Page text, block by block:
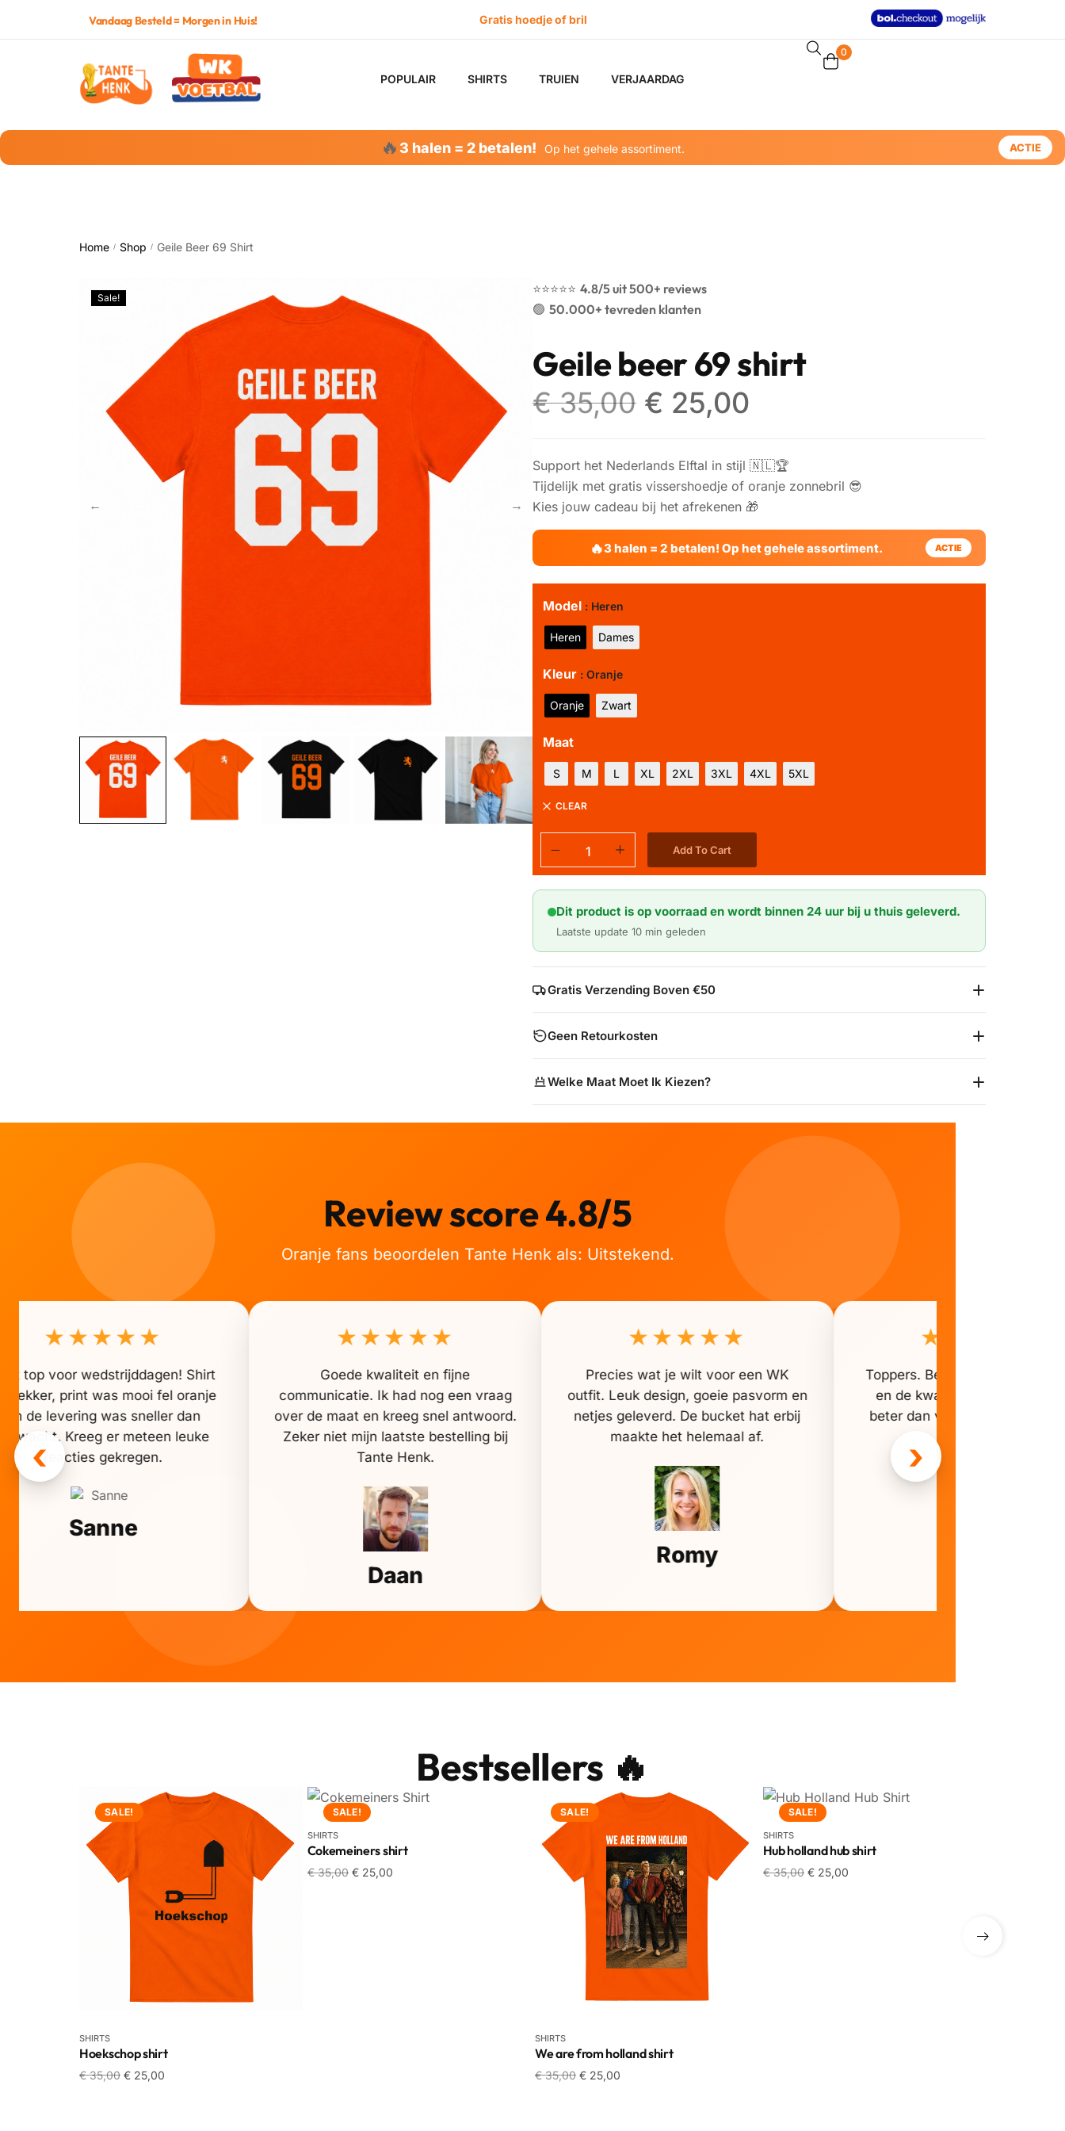
Vandaag Besteld = Morgen in Huis!
POPULAIR SHIRTS TRUIEN VERJAARDAG
0
🔥3 halen = 2 betalen! Op het gehele assortiment. ACTIE
Home / Shop / Geile Beer 69 Shirt
Sale!
⭐️⭐️⭐️⭐️⭐️ 4.8/5 uit 500+ reviews
🟢 50.000+ tevreden klanten
Geile beer 69 shirt
€35,00 € 25,00
Support het Nederlands Elftal in stijl 🇳🇱🏆
Tijdelijk met gratis vissershoedje of oranje zonnebril 😎
Kies jouw cadeau bij het afrekenen 🎁
3 halen = 2 betalen! Op het gehele assortiment.
Model : Heren
Heren Dames
Kleur : Oranje
Oranje Zwart
Maat
S M L XL 2XL 3XL 4XL 5XL
CLEAR
Add To Cart
Dit product is op voorraad en wordt binnen 24 uur bij u thuis geleverd.
Laatste update 10 min geleden
Gratis Verzending Boven €50
Geen Retourkosten
Welke Maat Moet Ik Kiezen?
Review score 4.8/5
Oranje fans beoordelen Tante Henk als: Uitstekend.
‹
★★★★★
top voor wedstrijddagen! Shirt
lekker, print was mooi fel oranje
en de levering was sneller dan
Kreeg er meteen leuke
reacties gekregen.
Sanne
★★★★★
Goede kwaliteit en fijne
communicatie. Ik had nog een vraag
over de maat en kreeg snel antwoord.
Zeker niet mijn laatste bestelling bij
Tante Henk.
Daan
★★★★★
Precies wat je wilt voor een WK
outfit. Leuk design, goeie pasvorm en
netjes geleverd. De bucket hat erbij
maakte het helemaal af.
Romy
★★★★★
Toppers. Bestelling was snel
en de kwaliteit van het shirt
beter dan verwacht. Ideaal
›
Bestsellers 🔥
SALE!
SHIRTS
Hoekschop shirt
€35,00 € 25,00
SALE!
SHIRTS
Cokemeiners shirt
€35,00 €25,00
SALE!
SHIRTS
We are from holland shirt
€35,00 € 25,00
SALE!
SHIRTS
Hub holland hub shirt
€35,00 €25,00